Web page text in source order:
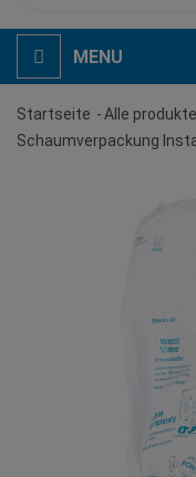
MENU
Startseite Alle produkte
Schaumverpackung